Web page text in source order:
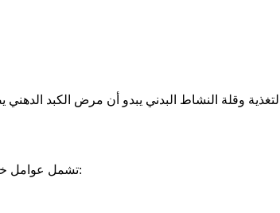
وقلة النشاط البدني يبدو أن مرض الكبد
تشمل عوامل خطر الإصابة بمرض الكبد الدهني غير الكحولي ما يلي: